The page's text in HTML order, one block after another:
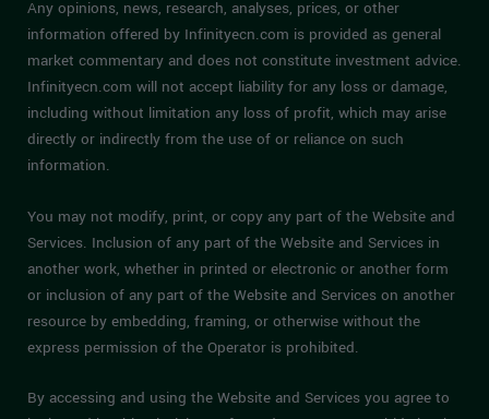
Any opinions, news, research, analyses, prices, or other
information offered by Infinityecn.com is provided as general
market commentary and does not constitute investment advice.
Infinityecn.com will not accept liability for any loss or damage,
including without limitation any loss of profit, which may arise
directly or indirectly from the use of or reliance on such
information.
You may not modify, print, or copy any part of the Website and
Services. Inclusion of any part of the Website and Services in
another work, whether in printed or electronic or another form
or inclusion of any part of the Website and Services on another
resource by embedding, framing, or otherwise without the
express permission of the Operator is prohibited.
By accessing and using the Website and Services you agree to